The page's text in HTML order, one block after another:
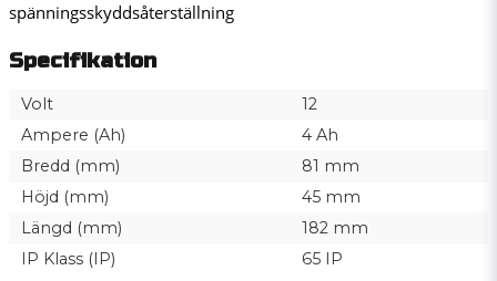
spänningsskyddsåterställning
Specifikation
Volt
12
Ampere (Ah)
4 Ah
Bredd (mm)
81 mm
Höjd (mm)
45 mm
Längd (mm)
182 mm
IP Klass (IP)
65 IP